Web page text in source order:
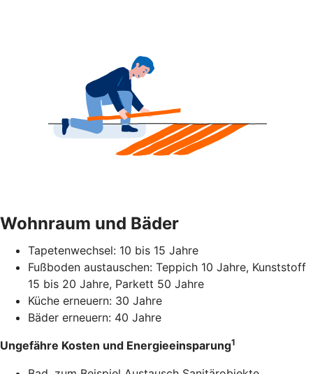
Wohnraum und Bäder
Tapetenwechsel: 10 bis 15 Jahre
Fußboden austauschen: Teppich 10 Jahre, Kunststoff
15 bis 20 Jahre, Parkett 50 Jahre
Küche erneuern: 30 Jahre
Bäder erneuern: 40 Jahre
Ungefähre Kosten und Energieeinsparung1